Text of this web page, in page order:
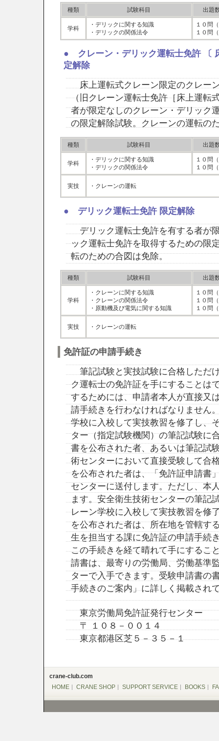
種類 試験科目 出題
学科
・デリックに関する知識
・デリックの関係法令
１０問
１０問
● クレーン・デリック運転士免許 〔
定解除
床上運転式クレーン限定のクレー
（旧クレーン運転士免許［床上運転
者が限定なしのクレーン・デリック
の限定解除試験。クレーンの運転の
種類 試験科目 出題
学科
・デリックに関する知識
・デリックの関係法令
１０問
１０問
実技 ・クレーンの運転
● デリック運転士免許 限定解除
デリック運転士免許を有する者が
ック運転士免許を取得するための限
転のための合図は免除。
種類 試験科目 出題
学科
・クレーンに関する知識
・クレーンの関係法令
・原動機及び電気に関する知識
１０問
１０問
１０問
実技 ・クレーンの運転
免許証の申請手続き
筆記試験と実技試験に合格しただ
ク運転士の免許証を手にすることは
するためには、申請者本人が直接又
請手続きを行わなければなりません
学校に入校して実技教習を修了し、
ター（指定試験機関）の筆記試験に
書を公布された者、あるいは筆記試
術センターにおいて直接受験して合
を公布された者は、「免許証申請書
センターに送付します。ただし、本
ます。安全衛生技術センターの筆記
レーン学校に入校して実技教習を修
を公布された者は、所在地を管轄す
生を担当する課に免許証の申請手続
この手続きを経て晴れて手にするこ
請書は、最寄りの労働局、労働基準
ターで入手できます。受験申請書の
手続きのご案内」に詳しく掲載され
東京労働局免許証発行センター
〒 １０８－００１４
東京都港区芝５－３５－１
crane-club.com
HOME
CRANE SHOP SUPPORT SERVICE BOOKS